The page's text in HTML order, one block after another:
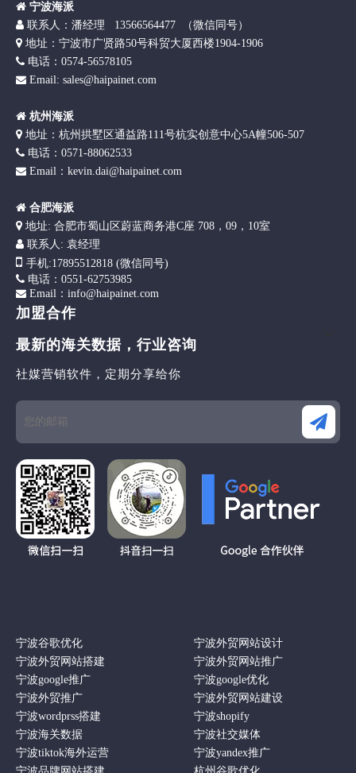
 宁波海派
 联系人：潘经理 13566564477 （微信同号）
 地址：宁波市广贤路50号科贸大厦西楼1904-1906
 电话：0574-56578105
 Email: sales@haipainet.com
 杭州海派
 地址：杭州拱墅区通益路111号杭实创意中心5A幢506-507
 电话：0571-88062533
 Email：kevin.dai@haipainet.com
 合肥海派
 地址: 合肥市蜀山区蔚蓝商务港C座 708，09，10室
 联系人: 袁经理
 手机:17895512818 (微信同号)
 电话：0551-62753985
 Email：info@haipainet.com
加盟合作
最新的海关数据，行业咨询
社媒营销软件，定期分享给你
宁波谷歌优化
宁波外贸网站设计
宁波外贸网站搭建
宁波外贸网站推广
宁波google推广
宁波google优化
宁波外贸推广
宁波外贸网站建设
宁波wordprss搭建
宁波shopify
宁波海关数据
宁波社交媒体
宁波tiktok海外运营
宁波yandex推广